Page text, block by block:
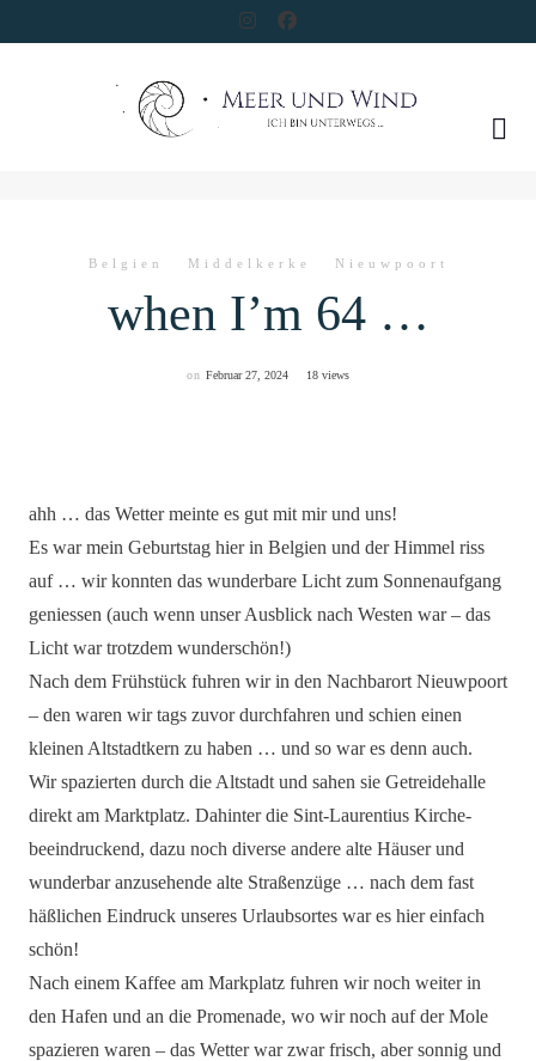
to
Belgien Middelkerke Nieuwpoort
when I’m 64 …
on Februar 27, 2024 18 views
ahh … das Wetter meinte es gut mit mir und uns!
Es war mein Geburtstag hier in Belgien und der Himmel riss
auf … wir konnten das wunderbare Licht zum Sonnenaufgang
geniessen (auch wenn unser Ausblick nach Westen war – das
Licht war trotzdem wunderschön!)
Nach dem Frühstück fuhren wir in den Nachbarort Nieuwpoort
– den waren wir tags zuvor durchfahren und schien einen
kleinen Altstadtkern zu haben … und so war es denn auch.
Wir spazierten durch die Altstadt und sahen sie Getreidehalle
direkt am Marktplatz. Dahinter die Sint-Laurentius Kirche-
beeindruckend, dazu noch diverse andere alte Häuser und
wunderbar anzusehende alte Straßenzüge … nach dem fast
häßlichen Eindruck unseres Urlaubsortes war es hier einfach
schön!
Nach einem Kaffee am Markplatz fuhren wir noch weiter in
den Hafen und an die Promenade, wo wir noch auf der Mole
spazieren waren – das Wetter war zwar frisch, aber sonnig und